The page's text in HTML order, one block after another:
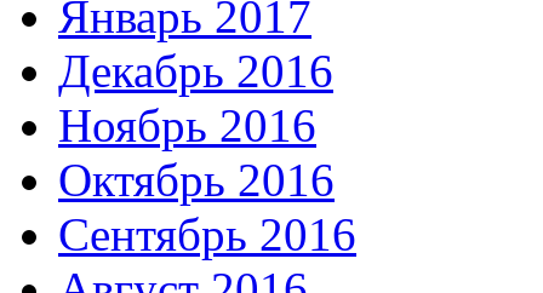
Январь 2017
Декабрь 2016
Ноябрь 2016
Октябрь 2016
Сентябрь 2016